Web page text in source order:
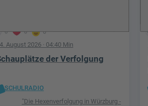
0 0 0
August 2026· 04:40 Min
der Verfolgung
SCHULRADIO
"Die Hexenverfolgung in Würzburg -